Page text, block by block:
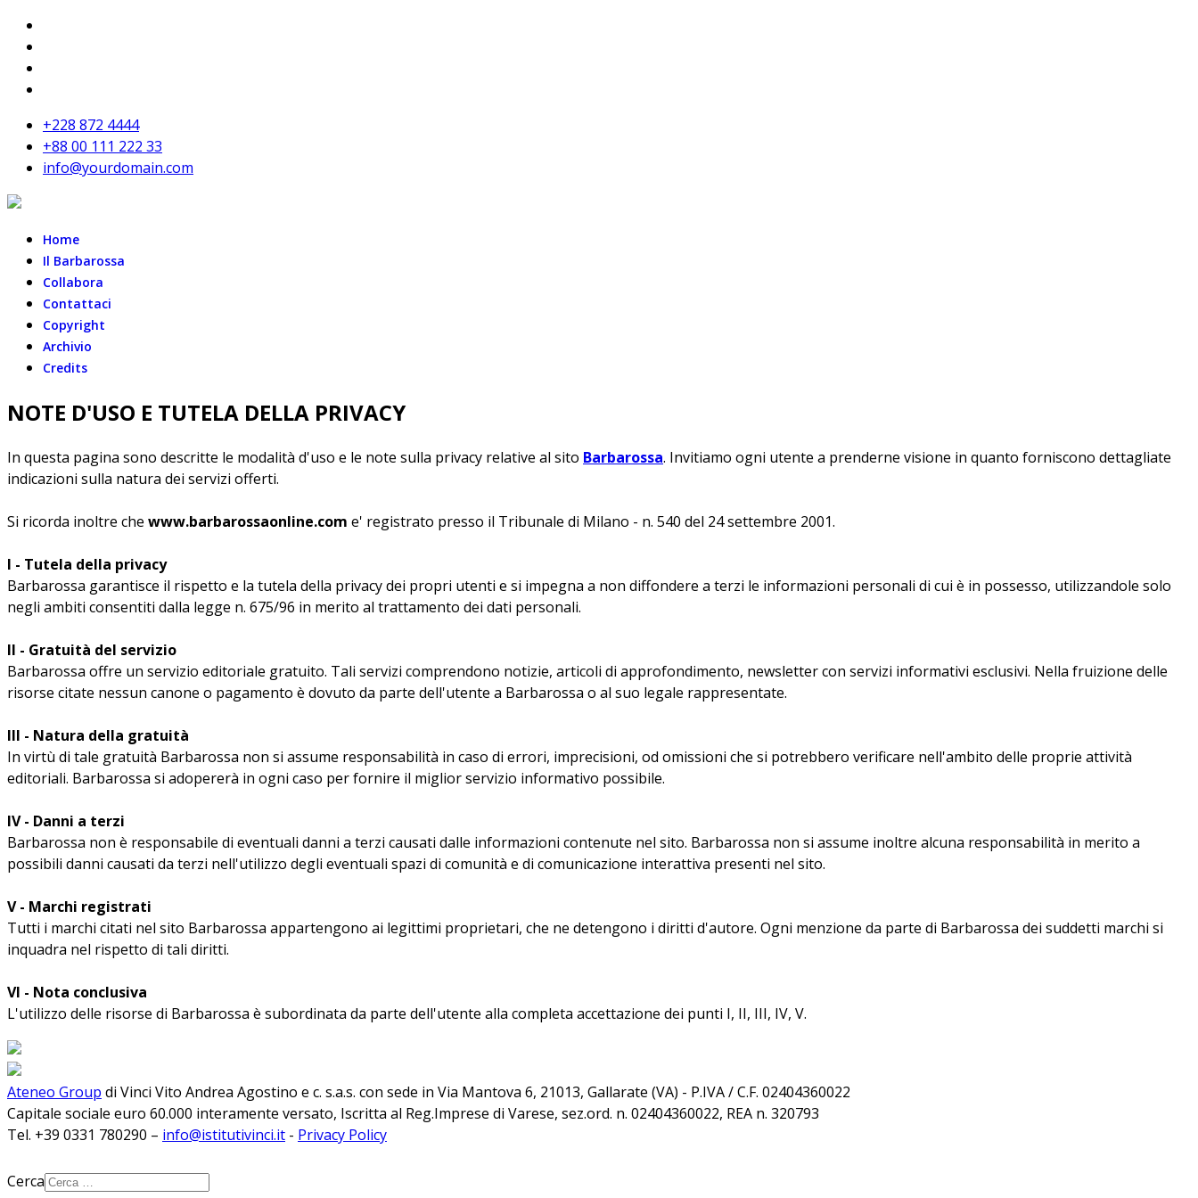
+228 872 4444
+88 00 111 222 33
info@yourdomain.com
Home
Il Barbarossa
Collabora
Contattaci
Copyright
Archivio
Credits
NOTE D'USO E TUTELA DELLA PRIVACY
In questa pagina sono descritte le modalità d'uso e le note sulla privacy relative al sito Barbarossa. Invitiamo ogni utente a prenderne visione in quanto forniscono dettagliate
indicazioni sulla natura dei servizi offerti.
Si ricorda inoltre che www.barbarossaonline.com e' registrato presso il Tribunale di Milano - n. 540 del 24 settembre 2001.
I - Tutela della privacy
Barbarossa garantisce il rispetto e la tutela della privacy dei propri utenti e si impegna a non diffondere a terzi le informazioni personali di cui è in possesso, utilizzandole solo
negli ambiti consentiti dalla legge n. 675/96 in merito al trattamento dei dati personali.
II - Gratuità del servizio
Barbarossa offre un servizio editoriale gratuito. Tali servizi comprendono notizie, articoli di approfondimento, newsletter con servizi informativi esclusivi. Nella fruizione delle
risorse citate nessun canone o pagamento è dovuto da parte dell'utente a Barbarossa o al suo legale rappresentate.
III - Natura della gratuità
In virtù di tale gratuità Barbarossa non si assume responsabilità in caso di errori, imprecisioni, od omissioni che si potrebbero verificare nell'ambito delle proprie attività
editoriali. Barbarossa si adopererà in ogni caso per fornire il miglior servizio informativo possibile.
IV - Danni a terzi
Barbarossa non è responsabile di eventuali danni a terzi causati dalle informazioni contenute nel sito. Barbarossa non si assume inoltre alcuna responsabilità in merito a
possibili danni causati da terzi nell'utilizzo degli eventuali spazi di comunità e di comunicazione interattiva presenti nel sito.
V - Marchi registrati
Tutti i marchi citati nel sito Barbarossa appartengono ai legittimi proprietari, che ne detengono i diritti d'autore. Ogni menzione da parte di Barbarossa dei suddetti marchi si
inquadra nel rispetto di tali diritti.
VI - Nota conclusiva
L'utilizzo delle risorse di Barbarossa è subordinata da parte dell'utente alla completa accettazione dei punti I, II, III, IV, V.
Ateneo Group di Vinci Vito Andrea Agostino e c. s.a.s. con sede in Via Mantova 6, 21013, Gallarate (VA) - P.IVA / C.F. 02404360022
Capitale sociale euro 60.000 interamente versato, Iscritta al Reg.Imprese di Varese, sez.ord. n. 02404360022, REA n. 320793
Tel. +39 0331 780290 – info@istitutivinci.it - Privacy Policy
Cerca